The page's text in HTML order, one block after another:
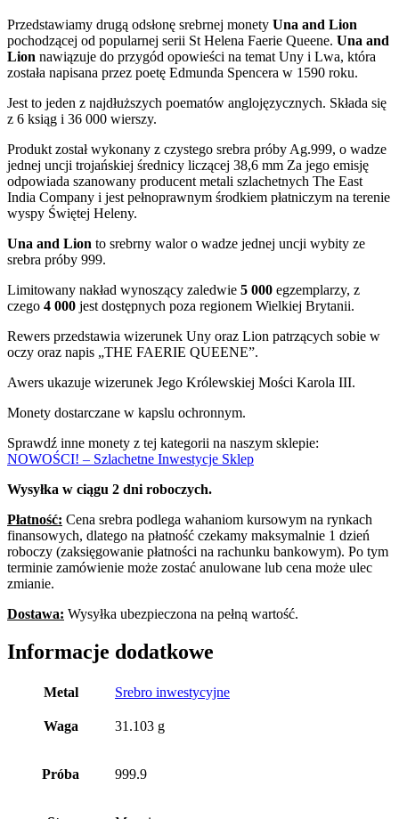
Przedstawiamy drugą odsłonę srebrnej monety Una and Lion
pochodzącej od popularnej serii St Helena Faerie Queene. Una and
Lion nawiązuje do przygód opowieści na temat Uny i Lwa, która
została napisana przez poetę Edmunda Spencera w 1590 roku.
Jest to jeden z najdłuższych poematów anglojęzycznych. Składa się
z 6 ksiąg i 36 000 wierszy.
Produkt został wykonany z czystego srebra próby Ag.999, o wadze
jednej uncji trojańskiej średnicy liczącej 38,6 mm Za jego emisję
odpowiada szanowany producent metali szlachetnych The East
India Company i jest pełnoprawnym środkiem płatniczym na terenie
wyspy Świętej Heleny.
Una and Lion to srebrny walor o wadze jednej uncji wybity ze
srebra próby 999.
Limitowany nakład wynoszący zaledwie 5 000 egzemplarzy, z
czego 4 000 jest dostępnych poza regionem Wielkiej Brytanii.
Rewers przedstawia wizerunek Uny oraz Lion patrzących sobie w
oczy oraz napis „THE FAERIE QUEENE”.
Awers ukazuje wizerunek Jego Królewskiej Mości Karola III.
Monety dostarczane w kapslu ochronnym.
Sprawdź inne monety z tej kategorii na naszym sklepie:
NOWOŚCI! – Szlachetne Inwestycje Sklep
Wysyłka w ciągu 2 dni roboczych.
Płatność: Cena srebra podlega wahaniom kursowym na rynkach
finansowych, dlatego na płatność czekamy maksymalnie 1 dzień
roboczy (zaksięgowanie płatności na rachunku bankowym). Po tym
terminie zamówienie może zostać anulowane lub cena może ulec
zmianie.
Dostawa: Wysyłka ubezpieczona na pełną wartość.
Informacje dodatkowe
Metal Srebro inwestycyjne
Waga 31.103 g
Próba 999.9